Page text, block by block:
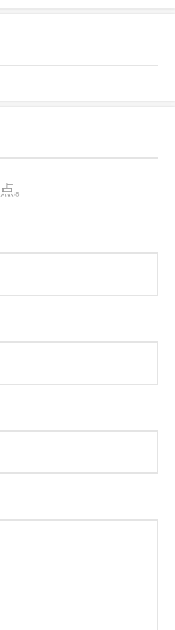
。